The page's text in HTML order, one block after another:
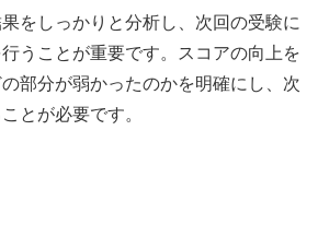
をしっかりと分析し、次回の受験に
うことが重要です。スコアの向上を
部分が弱かったのかを明確にし、次
とが必要です。